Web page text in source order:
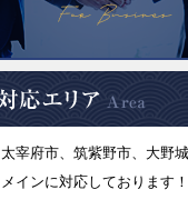
太宰府市、筑紫野市、大野
メインに対応しております